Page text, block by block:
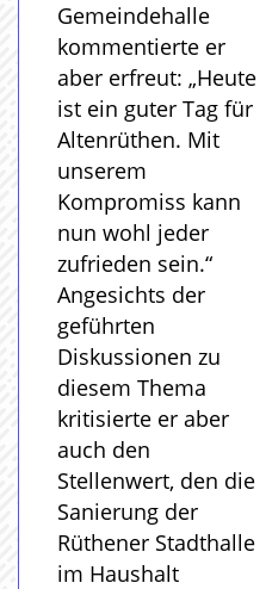
Gemeindehalle
kommentierte er
aber erfreut: „Heute
ist ein guter Tag für
Altenrüthen. Mit
unserem
Kompromiss kann
nun wohl jeder
zufrieden sein.“
Angesichts der
geführten
Diskussionen zu
diesem Thema
kritisierte er aber
auch den
Stellenwert, den die
Sanierung der
Rüthener Stadthalle
im Haushalt